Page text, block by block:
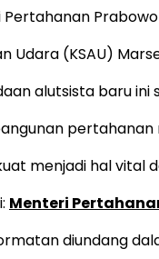
Pertahanan
Udara (KSAU)
alutsista baru
menjadi hal vital
Menteri
diundang